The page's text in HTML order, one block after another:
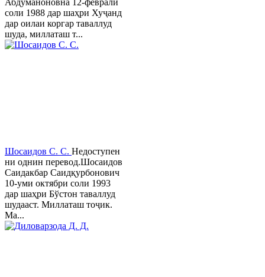
Абдуманоновна 12-феврали
соли 1988 дар шаҳри Хуҷанд
дар оилаи коргар таваллуд
шуда, миллаташ т...
Шосаидов С. С. Недоступен
ни однин перевод.Шосаидов
Саидакбар Саидқурбонович
10-уми октябри соли 1993
дар шаҳри Бўстон таваллуд
шудааст. Миллаташ тоҷик.
Ма...